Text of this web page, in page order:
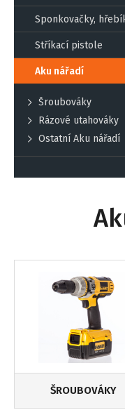
Sponkovačky,
Stříkací pistole
Aku nářadí
Šroubováky
Rázové utahováky
Ostatní Aku nářadí
ŠROUBOVÁKY